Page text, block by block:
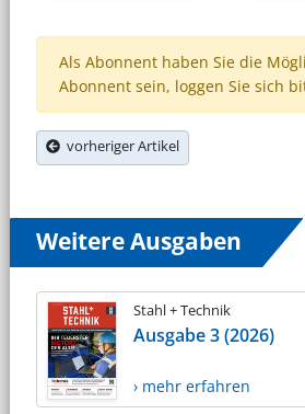
Als Abonnent haben Sie die
Abonnent sein, loggen Sie sich
vorheriger Artikel
Weitere Ausgaben
Stahl + Technik
Ausgabe 3 (2026)
› mehr erfahren